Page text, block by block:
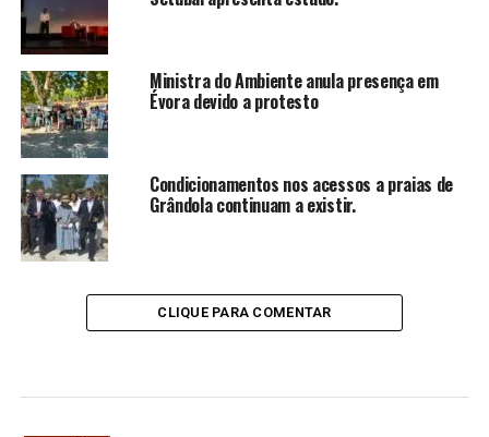
Ministra do Ambiente anula presença em
Évora devido a protesto
Condicionamentos nos acessos a praias de
Grândola continuam a existir.
CLIQUE PARA COMENTAR